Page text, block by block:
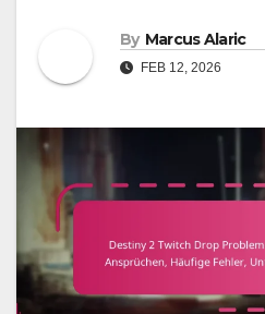
By Marcus Alaric
FEB 12, 2026